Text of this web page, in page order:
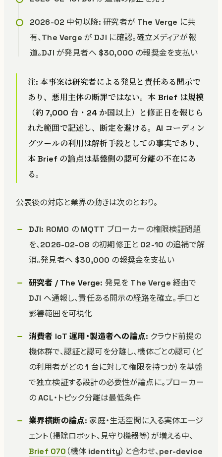
2026-02 中旬以降: 研究者が The Verge に共
有、The Verge が DJI に確認。確立メディアが報
道。DJI が発見者へ $30,000 の報奨金を支払い
注: 本事案は研究者による発見と責任ある開示で
あり、悪用主体の断罪ではない。本 Brief は規模
（約 7,000 台・24 か国以上）と修正日を報じら
れた範囲で記述し、断定を避ける。AI コーディン
グツールの利用は解析手段としての事実であり、
本 Brief の論点は基盤側の認可分離の不在にあ
る。
公表後の対応と業界の動きは次のとおり。
DJI: ROMO の MQTT ブローカーの権限検証問題
を、2026-02-08 の初期修正と 02-10 の追補で解
消。発見者へ $30,000 の報奨金を支払い
研究者 / The Verge: 発見を The Verge 経由で
DJI へ通報し、責任ある開示の経路を確立。手口と
影響範囲を可視化
消費者 IoT 運用・製造者への論点: クラウド前提の
機体群で、認証と認可を分離し、機体ごとの認可（ど
の利用者がどの 1 台に対して権限を持つか）を基盤
で独立検証する設計の必要性が論点に。ブローカー
の ACL・トピック分離は最低条件
業界横断の論点: 家庭・生活空間に入る実体エージ
ェント（掃除ロボット、見守り機器等）が増える中、
Brief 070 （機体 identity）と合わせ、per-device